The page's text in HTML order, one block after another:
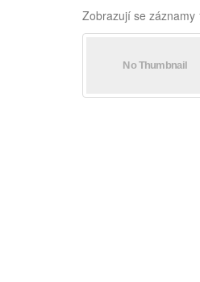
Zobrazují se záznamy